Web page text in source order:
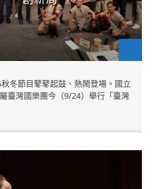
冬節目鼕鼕起鼓、熱鬧登場。國立
臺灣國樂團今（9/24）舉行「臺灣